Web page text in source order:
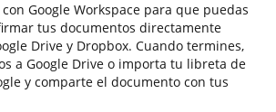
Google Workspace para que puedas
tus documentos directamente
Drive y Dropbox. Cuando termines,
a Google Drive o importa tu libreta de
y comparte el documento con tus